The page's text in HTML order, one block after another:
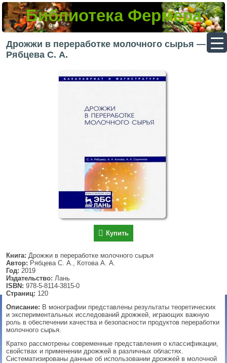
Библиотека Фермера
Дрожжи в переработке молочного сырья —
Рябцева С. А.
Купить
Книга: Дрожжи в переработке молочного сырья
Автор: Рябцева С. А., Котова А. А.
Год: 2019
Издательство: Лань
ISBN: 978-5-8114-3815-0
Страниц: 120
Описание: В монографии представлены результаты теоретических
и экспериментальных исследований дрожжей, играющих важную
роль в обеспечении качества и безопасности продуктов переработки
молочного сырья.
Кратко рассмотрены современные представления о классификации,
свойствах и применении дрожжей в различных областях.
Систематизированы данные об использовании дрожжей в молочной
▼
▼